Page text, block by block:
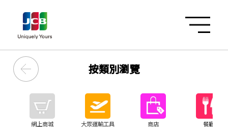
按類別瀏覽
網上商城 大眾運輸工具 商店 餐廳